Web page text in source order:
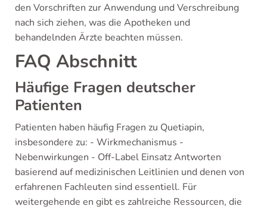
den Vorschriften zur Anwendung und Verschreibung
nach sich ziehen, was die Apotheken und
behandelnden Ärzte beachten müssen.
FAQ Abschnitt
Häufige Fragen deutscher
Patienten
Patienten haben häufig Fragen zu Quetiapin,
insbesondere zu: - Wirkmechanismus -
Nebenwirkungen - Off-Label Einsatz Antworten
basierend auf medizinischen Leitlinien und denen von
erfahrenen Fachleuten sind essentiell. Für
weitergehende en gibt es zahlreiche Ressourcen, die